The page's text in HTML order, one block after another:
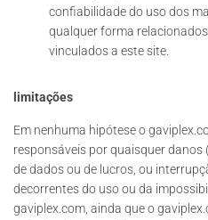
confiabilidade do uso dos
qualquer forma
vinculados a este site.
limitações
Em nenhuma hipótese o
responsáveis por quaisquer danos
de dados ou de lucros, ou
decorrentes do uso ou da
gaviplex.com, ainda que o